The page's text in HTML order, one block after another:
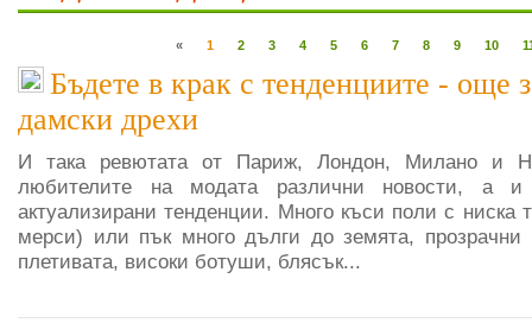
« 1 2 3 4 5 6 7 8 9 10
Бъдете в крак с тенденциите - още
дамски дрехи
И така ревютата от Париж, Лондон, Милано и
любителите на модата различни новости, а
актуализирани тенденции. Много къси поли с ниска
мерси) или пък много дълги до земята,
плетивата, високи ботуши, блясък...